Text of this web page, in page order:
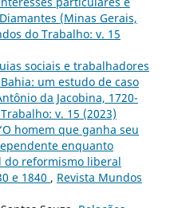
(Minas Gerais,
do Trabalho: v. 15
sociais e trabalhadores
um estudo de caso
da Jacobina, 1720-
v. 15 (2023)
homem que ganha seu
enquanto
do reformismo liberal
e 1840 , Revista Mundos